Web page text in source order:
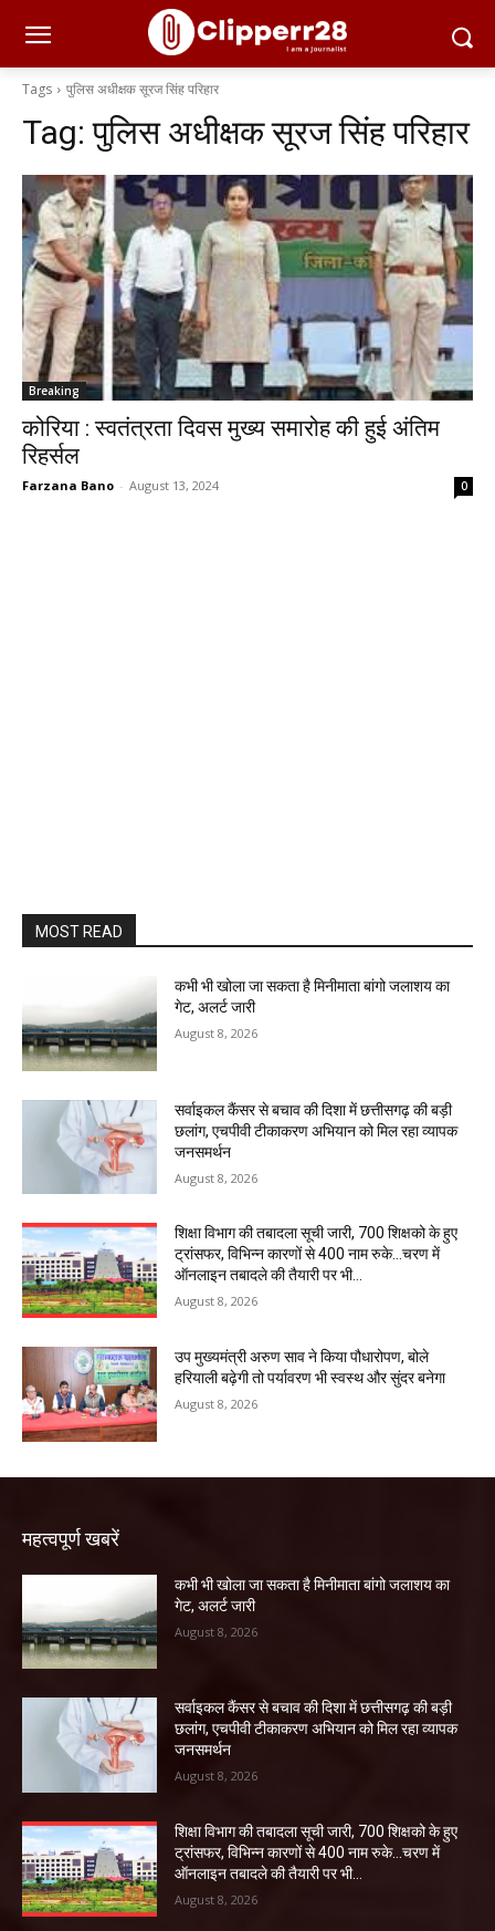
Tags पुलिस अधीक्षक सूरज सिंह परिहार
Tag:पुलिस अधीक्षक सूरज सिंह परिहार
Breaking
कोरिया : स्वतंत्रता दिवस मुख्य समारोह की हुई अंतिम
रिहर्सल
Farzana Bano - August 13, 2024 0
MOST READ
कभी भी खोला जा सकता है मिनीमाता बांगो जलाशय का
गेट, अलर्ट जारी
August 8, 2026
सर्वाइकल कैंसर से बचाव की दिशा में छत्तीसगढ़ की बड़ी
छलांग, एचपीवी टीकाकरण अभियान को मिल रहा व्यापक
जनसमर्थन
August 8, 2026
शिक्षा विभाग की तबादला सूची जारी, 700 शिक्षको के हुए
ट्रांसफर, विभिन्न कारणों से 400 नाम रुके…चरण में
ऑनलाइन तबादले की तैयारी पर भी...
August 8, 2026
उप मुख्यमंत्री अरुण साव ने किया पौधारोपण, बोले
हरियाली बढ़ेगी तो पर्यावरण भी स्वस्थ और सुंदर बनेगा
August 8, 2026
महत्वपूर्ण खबरें
कभी भी खोला जा सकता है मिनीमाता बांगो जलाशय का
गेट, अलर्ट जारी
August 8, 2026
सर्वाइकल कैंसर से बचाव की दिशा में छत्तीसगढ़ की बड़ी
छलांग, एचपीवी टीकाकरण अभियान को मिल रहा व्यापक
जनसमर्थन
August 8, 2026
शिक्षा विभाग की तबादला सूची जारी, 700 शिक्षको के हुए
ट्रांसफर, विभिन्न कारणों से 400 नाम रुके…चरण में
ऑनलाइन तबादले की तैयारी पर भी...
August 8, 2026